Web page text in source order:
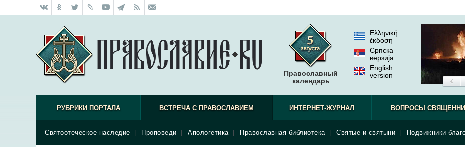
Православный
календарь
Ελληνική
έκδοση
Српска
верзиjа
English
version
РУБРИКИ ПОРТАЛА ВСТРЕЧА С ПРАВОСЛАВИЕМ
Святоотеческое наследие Проповеди Апологетика Православная библиотека Святые и святыни Подвижники
ИНТЕРНЕТ-ЖУРНАЛ ВОПРОСЫ